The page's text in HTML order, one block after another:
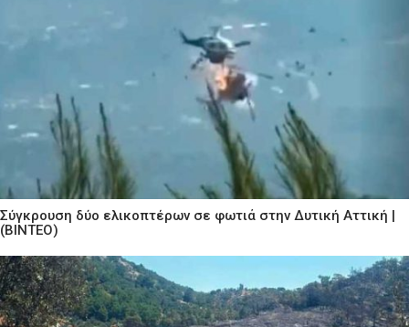
Σύγκρουση δύο ελικοπτέρων σε φωτιά στην Δυτική Αττική |
(ΒΙΝΤΕΟ)